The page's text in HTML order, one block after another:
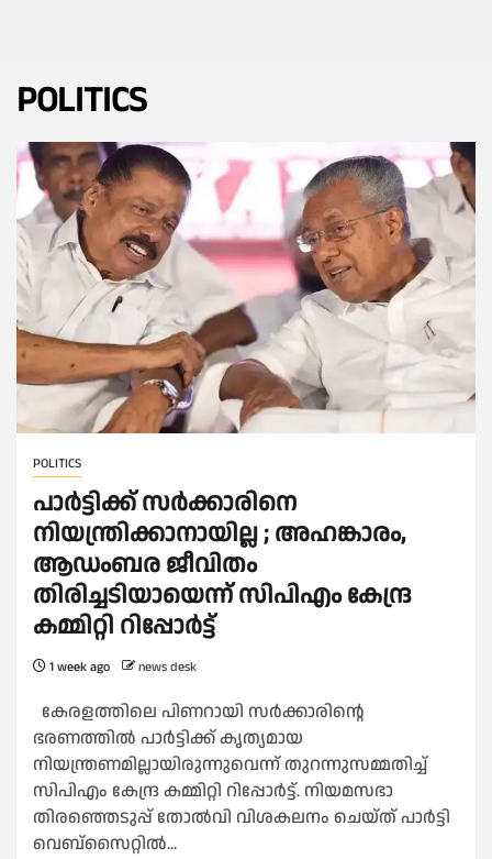
POLITICS
POLITICS
പാര്‍ട്ടിക്ക് സര്‍ക്കാരിനെ
നിയന്ത്രിക്കാനായില്ല ; അഹങ്കാരം,
ആഡംബര ജീവിതം
തിരിച്ചടിയായെന്ന് സിപിഎം കേന്ദ്ര
കമ്മിറ്റി റിപ്പോര്‍ട്ട്
1 week ago news desk
കേരളത്തിലെ പിണറായി സർക്കാരിന്റെ
ഭരണത്തില്‍ പാർട്ടിക്ക് കൃത്യമായ
നിയന്ത്രണമില്ലായിരുന്നുവെന്ന് തുറന്നുസമ്മതിച്ച്‌
സിപിഎം കേന്ദ്ര കമ്മിറ്റി റിപ്പോർട്ട്. നിയമസഭാ
തിരഞ്ഞെടുപ്പ് തോല്‍വി വിശകലനം ചെയ്ത് പാർട്ടി
വെബ്‌സൈറ്റില്‍...